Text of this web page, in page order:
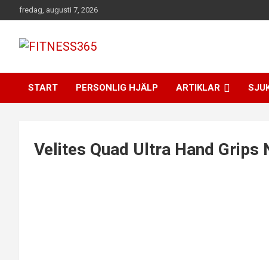
Hoppa
till
fredag, augusti 7, 2026
FITNESS365
START PERSONLIG HJÄLP ARTIKLAR
Velites Quad Ultra Hand Grips